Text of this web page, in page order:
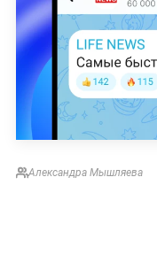
Александра Мышляева